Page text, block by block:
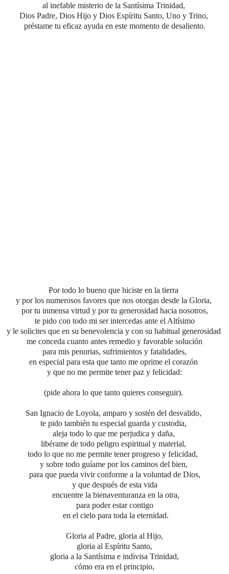
al inefable misterio de la Santísima Trinidad,
Dios Padre, Dios Hijo y Dios Espíritu Santo, Uno y Trino,
préstame tu eficaz ayuda en este momento de desaliento.
Por todo lo bueno que hiciste en la tierra
y por los numerosos favores que nos otorgas desde la Gloria,
por tu inmensa virtud y por tu generosidad hacia nosotros,
te pido con todo mi ser intercedas ante el Altísimo
y le solicites que en su benevolencia y con su habitual generosidad
me conceda cuanto antes remedio y favorable solución
para mis penurias, sufrimientos y fatalidades,
en especial para esta que tanto me oprime el corazón
y que no me permite tener paz y felicidad:
(pide ahora lo que tanto quieres conseguir).
San Ignacio de Loyola, amparo y sostén del desvalido,
te pido también tu especial guarda y custodia,
aleja todo lo que me perjudica y daña,
libérame de todo peligro espiritual y material,
todo lo que no me permite tener progreso y felicidad,
y sobre todo guíame por los caminos del bien,
para que pueda vivir conforme a la voluntad de Dios,
y que después de esta vida
encuentre la bienaventuranza en la otra,
para poder estar contigo
en el cielo para toda la eternidad.
Gloria al Padre, gloria al Hijo,
gloria al Espíritu Santo,
gloria a la Santísima e indivisa Trinidad,
cómo era en el principio,